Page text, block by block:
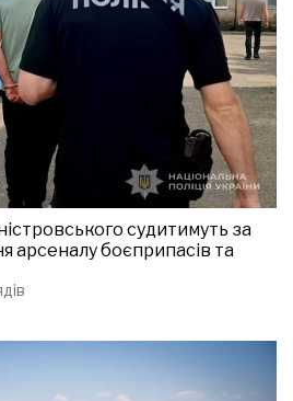
судитимуть за
арсеналу боєприпасів та